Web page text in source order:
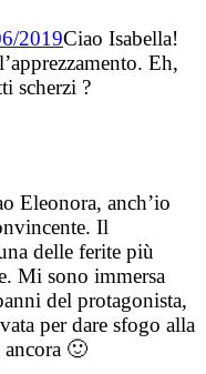
2019Ciao Isabella!
Eh,
scherzi ?
Eleonora, anch’io
Il
delle ferite più
Mi sono immersa
del protagonista,
per dare sfogo alla
🙂